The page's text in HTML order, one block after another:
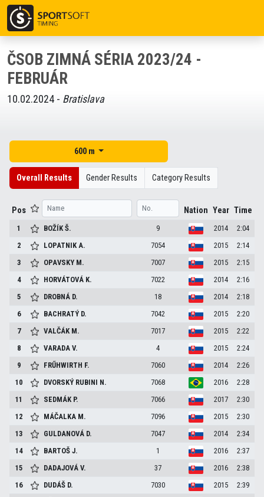
ČSOB ZIMNÁ SÉRIA 2023/24 -
FEBRUÁR
10.02.2024 - Bratislava
600 m
Overall Results Gender Results Category Results
Pos Nation Year Time
1 BOŽÍKŠ. 9 2014
2:04
2
LOPATNIKA. 7054 2015
2:14
3
OPAVSKY M. 7007 2015
2:15
4
HORVÁTOVÁ K. 7022 2014
2:16
5
DROBNÁ D. 18 2014
2:18
6
BACHRATÝ D. 7042 2015
2:20
7
VALČÁK M. 7017 2015
2:22
8
VARADAV. 4 2015
2:24
9
FRŰHWIRTH F. 7060 2014
2:26
10
DVORSKÝ RUBINI N. 7068 2016
2:28
11
SEDMÁK P. 7066 2017
2:30
12
MÁČALKA M. 7096 2015
2:30
13
GULDANOVÁ D. 7047 2014
2:34
14
BARTOŠJ. 1 2016
2:37
15
DADAJOVÁV. 37 2016
2:38
16
DUDÁŠ D. 7030 2015
2:39